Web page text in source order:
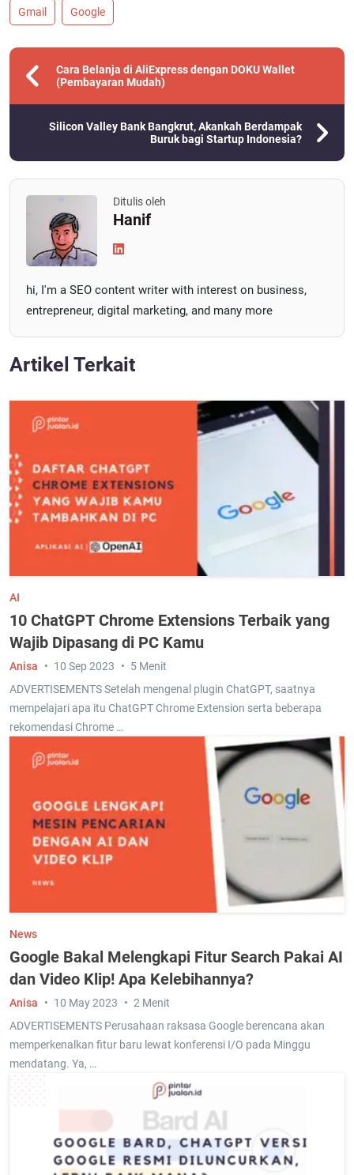
Gmail Google
Cara Belanja di AliExpress dengan DOKU Wallet
(Pembayaran Mudah)
Silicon Valley Bank Bangkrut, Akankah Berdampak
Buruk bagi Startup Indonesia?
Ditulis oleh
Hanif
hi, I'm a SEO content writer with interest on business,
entrepreneur, digital marketing, and many more
Artikel Terkait
AI
10 ChatGPT Chrome Extensions Terbaik yang
Wajib Dipasang di PC Kamu
ADVERTISEMENTS Setelah mengenal plugin ChatGPT, saatnya
mempelajari apa itu ChatGPT Chrome Extension serta beberapa
rekomendasi Chrome …
Anisa 10 Sep 2023 5 Menit
News
Google Bakal Melengkapi Fitur Search Pakai AI
dan Video Klip! Apa Kelebihannya?
ADVERTISEMENTS Perusahaan raksasa Google berencana akan
memperkenalkan fitur baru lewat konferensi I/O pada Minggu
mendatang. Ya, …
Anisa 10 May 2023 2 Menit